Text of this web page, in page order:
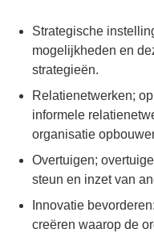
Strategische
mogelijkheden en
strategieën.
Relatienetwerken;
informele
organisatie
Overtuigen;
steun en inzet van
Innovatie
creëren waarop de